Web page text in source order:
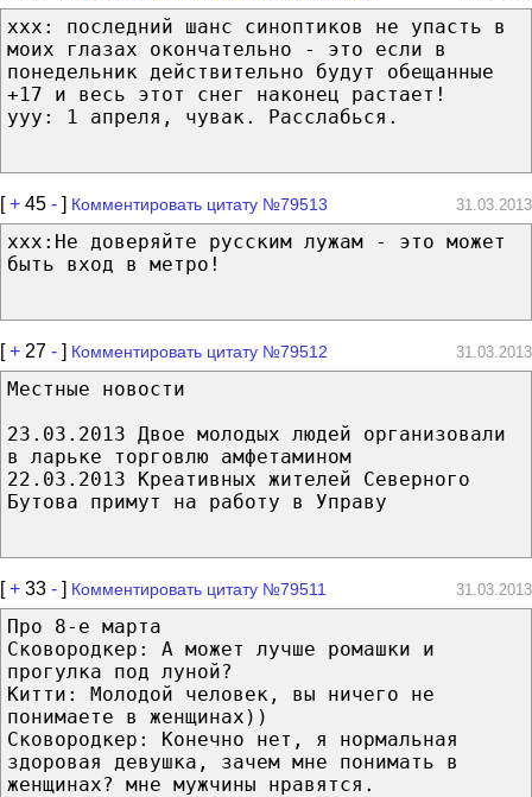
ххх: последний шанс синоптиков не упасть в
моих глазах окончательно - это если в
понедельник действительно будут обещанные
+17 и весь этот снег наконец растает!
ууу: 1 апреля, чувак. Расслабься.
[+ 45 - ] Комментировать цитату №79513 31.03.2013
ххх:Не доверяйте русским лужам - это может
быть вход в метро!
[+ 27 - ] Комментировать цитату №79512 31.03.2013
Местные новости
23.03.2013 Двое молодых людей организовали
в ларьке торговлю амфетамином
22.03.2013 Креативных жителей Северного
Бутова примут на работу в Управу
[+ 33 - ] Комментировать цитату №79511 31.03.2013
Про 8-е марта
Сковородкер: А может лучше ромашки и
прогулка под луной?
Китти: Молодой человек, вы ничего не
понимаете в женщинах))
Сковородкер: Конечно нет, я нормальная
здоровая девушка, зачем мне понимать в
женщинах? мне мужчины нравятся.